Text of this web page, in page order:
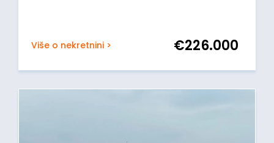
Više o nekretnini > €226.000